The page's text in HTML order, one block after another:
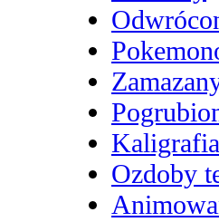
Kaligrafia
Ozdoby